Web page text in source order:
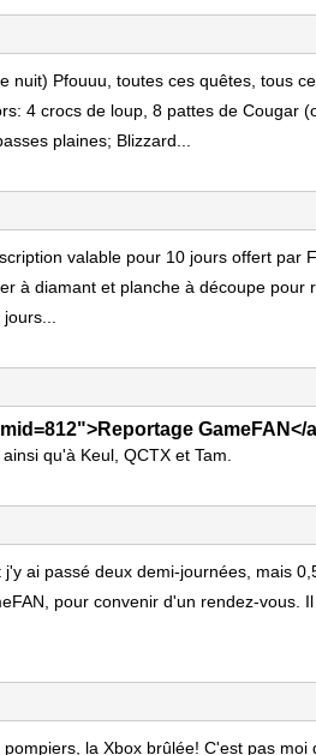
nuit) Pfouuu, toutes ces quêtes, tous
4 crocs de loup, 8 pattes de Cougar
plaines; Blizzard...
valable pour 10 jours offert par
à diamant et planche à découpe pour
GameFAN</
qu'à Keul, QCTX et Tam.
ai passé deux demi-journées, mais
pour convenir d'un rendez-vous.
la Xbox brûlée! C'est pas moi